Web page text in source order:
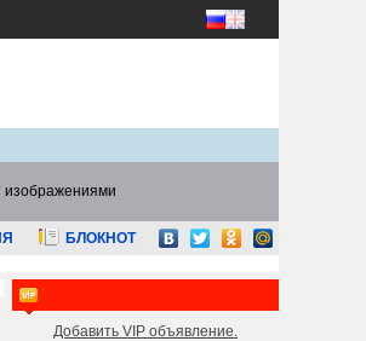
изображениями
БЛОКНОТ
Добавить VIP объявление.